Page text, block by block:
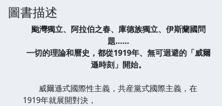
圖書描述
颱灣獨立、阿拉伯之春、庫德族獨立、伊斯蘭國問
題……
一切的理論和曆史，都從1919年、無可迴避的「威爾
遜時刻」開始。
威爾遜式國際性主義，共産黨式國際主義，在
1919年就展開對決，